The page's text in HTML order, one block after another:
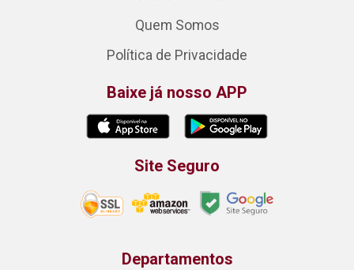
Quem Somos
Política de Privacidade
Baixe já nosso APP
Site Seguro
Departamentos